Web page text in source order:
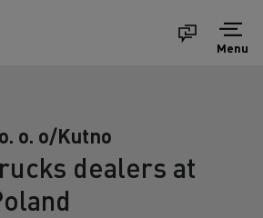
Menu
o. o/Kutno
dealers at